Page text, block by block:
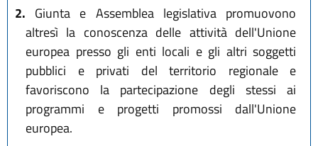
2. Giunta e Assemblea legislativa promuovono
altresì la conoscenza delle attività dell'Unione
europea presso gli enti locali e gli altri soggetti
pubblici e privati del territorio regionale e
favoriscono la partecipazione degli stessi ai
programmi e progetti promossi dall'Unione
europea.